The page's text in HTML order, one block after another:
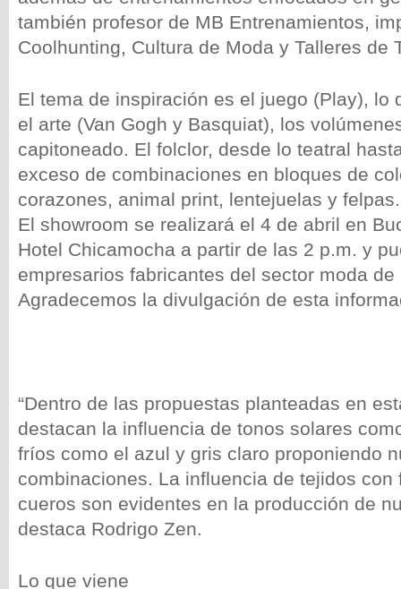
también profesor de MB Entrenamientos,
Coolhunting, Cultura de Moda y Talleres de
El tema de inspiración es el juego (Play), lo
el arte (Van Gogh y Basquiat), los
capitoneado. El folclor, desde lo teatral
exceso de combinaciones en bloques de
corazones, animal print, lentejuelas y felpas.
El showroom se realizará el 4 de abril en
Hotel Chicamocha a partir de las 2 p.m. y
empresarios fabricantes del sector moda de
Agradecemos la divulgación de esta
“Dentro de las propuestas planteadas en
destacan la influencia de tonos solares
fríos como el azul y gris claro proponiendo
combinaciones. La influencia de tejidos con
cueros son evidentes en la producción de
destaca Rodrigo Zen.
Lo que viene